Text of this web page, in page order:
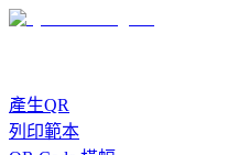
產生QR
列印範本